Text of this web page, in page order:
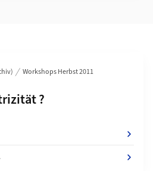
Workshops Herbst 2011
?